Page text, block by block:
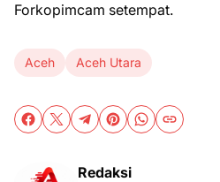
Forkopimcam setempat.
Aceh Aceh Utara
Redaksi